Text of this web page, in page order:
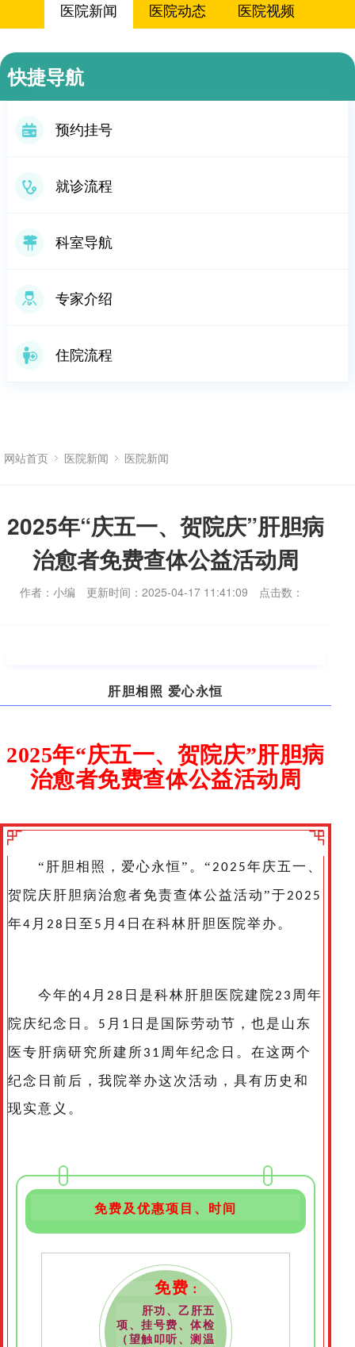
医院新闻 医院动态 医院视频
快捷导航
预约挂号
就诊流程
科室导航
专家介绍
住院流程
网站首页 医院新闻 医院新闻
2025年“庆五一、贺院庆”肝胆病
治愈者免费查体公益活动周
作者：小编 更新时间：2025-04-17 11:41:09 点击数：
肝胆相照 爱心永恒
2025年“庆五一、贺院庆”肝胆病
治愈者免费查体公益活动周
“肝胆相照，爱心永恒”。“2025年庆五一、
贺院庆肝胆病治愈者免责查体公益活动”于2025
年4 月 28 日至 5 月 4 日在科林肝胆医院举办。
今年的4 月 28 日是科林肝胆医院建院23 周年
院庆纪念日。
5 月 1 日是国际劳动节，也是山东
医专肝病研究所建所31 周年纪念日。在这两个
纪念日前后，我院举办这次活动，具有历史和
现实意义。
免费及优惠项目、时间
免费 ：
肝功、乙肝五
项、挂号费、体检
（望触叩听、测温